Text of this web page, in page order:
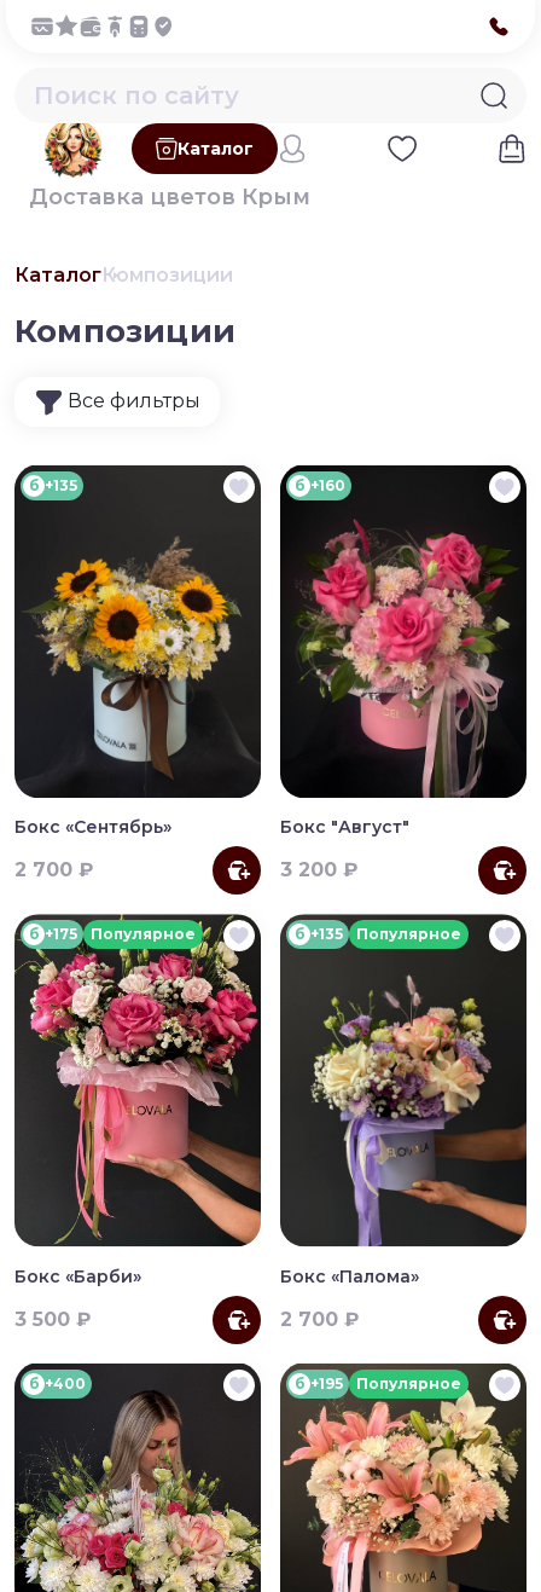
Каталог
Доставка цветов Крым
КаталогКомпозиции
Композиции
Все фильтры
б +135
Бокс «Сентябрь»
2 700 ₽
б +160
Бокс "Август"
3 200 ₽
б +175 Популярное
Бокс «Барби»
3 500 ₽
б +135 Популярное
Бокс «Палома»
2 700 ₽
б +400 б +195 Популярное